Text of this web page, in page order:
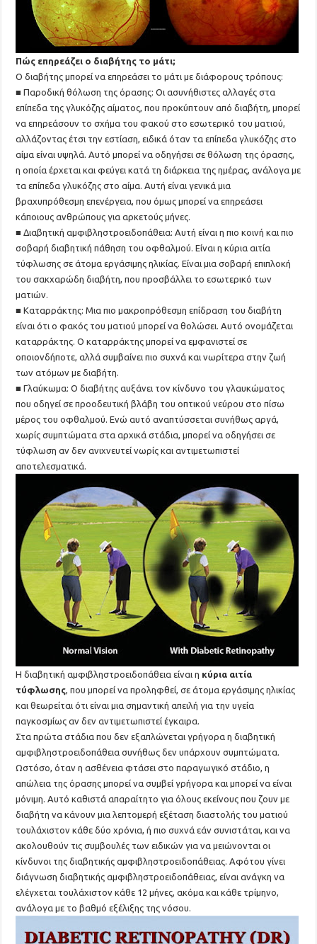
Πώς επηρεάζει ο διαβήτης το μάτι;
Ο διαβήτης μπορεί να επηρεάσει το μάτι με διάφορους τρόπους:
■ Παροδική θόλωση της όρασης: Οι ασυνήθιστες αλλαγές στα
επίπεδα της γλυκόζης αίματος, που προκύπτουν από διαβήτη, μπορεί
να επηρεάσουν το σχήμα του φακού στο εσωτερικό του ματιού,
αλλάζοντας έτσι την εστίαση, ειδικά όταν τα επίπεδα γλυκόζης στο
αίμα είναι υψηλά. Αυτό μπορεί να οδηγήσει σε θόλωση της όρασης,
η οποία έρχεται και φεύγει κατά τη διάρκεια της ημέρας, ανάλογα με
τα επίπεδα γλυκόζης στο αίμα. Αυτή είναι γενικά μια
βραχυπρόθεσμη επενέργεια, που όμως μπορεί να επηρεάσει
κάποιους ανθρώπους για αρκετούς μήνες.
■ Διαβητική αμφιβληστροειδοπάθεια: Αυτή είναι η πιο κοινή και πιο
σοβαρή διαβητική πάθηση του οφθαλμού. Είναι η κύρια αιτία
τύφλωσης σε άτομα εργάσιμης ηλικίας. Είναι μια σοβαρή επιπλοκή
του σακχαρώδη διαβήτη, που προσβάλλει το εσωτερικό των
ματιών.
■ Καταρράκτης: Μια πιο μακροπρόθεσμη επίδραση του διαβήτη
είναι ότι ο φακός του ματιού μπορεί να θολώσει. Αυτό ονομάζεται
καταρράκτης. Ο καταρράκτης μπορεί να εμφανιστεί σε
οποιονδήποτε, αλλά συμβαίνει πιο συχνά και νωρίτερα στην ζωή
των ατόμων με διαβήτη.
■ Γλαύκωμα: Ο διαβήτης αυξάνει τον κίνδυνο του γλαυκώματος
που οδηγεί σε προοδευτική βλάβη του οπτικού νεύρου στο πίσω
μέρος του οφθαλμού. Ενώ αυτό αναπτύσσεται συνήθως αργά,
χωρίς συμπτώματα στα αρχικά στάδια, μπορεί να οδηγήσει σε
τύφλωση αν δεν ανιχνευτεί νωρίς και αντιμετωπιστεί
αποτελεσματικά.
Η διαβητική αμφιβληστροειδοπάθεια είναι η κύρια αιτία
τύφλωσης, που μπορεί να προληφθεί, σε άτομα εργάσιμης ηλικίας
και θεωρείται ότι είναι μια σημαντική απειλή για την υγεία
παγκοσμίως αν δεν αντιμετωπιστεί έγκαιρα.
Στα πρώτα στάδια που δεν εξαπλώνεται γρήγορα η διαβητική
αμφιβληστροειδοπάθεια συνήθως δεν υπάρχουν συμπτώματα.
Ωστόσο, όταν η ασθένεια φτάσει στo παραγωγικό στάδιο, η
απώλεια της όρασης μπορεί να συμβεί γρήγορα και μπορεί να είναι
μόνιμη. Αυτό καθιστά απαραίτητο για όλους εκείνους που ζουν με
διαβήτη να κάνουν μια λεπτομερή εξέταση διαστολής του ματιού
τουλάχιστον κάθε δύο χρόνια, ή πιο συχνά εάν συνιστάται, και να
ακολουθούν τις συμβουλές των ειδικών για να μειώνονται οι
κίνδυνοι της διαβητικής αμφιβληστροειδοπάθειας. Αφότου γίνει
διάγνωση διαβητικής αμφιβληστροειδοπάθειας, είναι ανάγκη να
ελέγχεται τουλάχιστον κάθε 12 μήνες, ακόμα και κάθε τρίμηνο,
ανάλογα με το βαθμό εξέλιξης της νόσου.